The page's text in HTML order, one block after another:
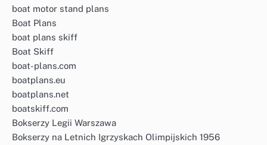
boat motor stand plans
Boat Plans
boat plans skiff
Boat Skiff
boat-plans.com
boatplans.eu
boatplans.net
boatskiff.com
Bokserzy Legii Warszawa
Bokserzy na Letnich Igrzyskach Olimpijskich 1956